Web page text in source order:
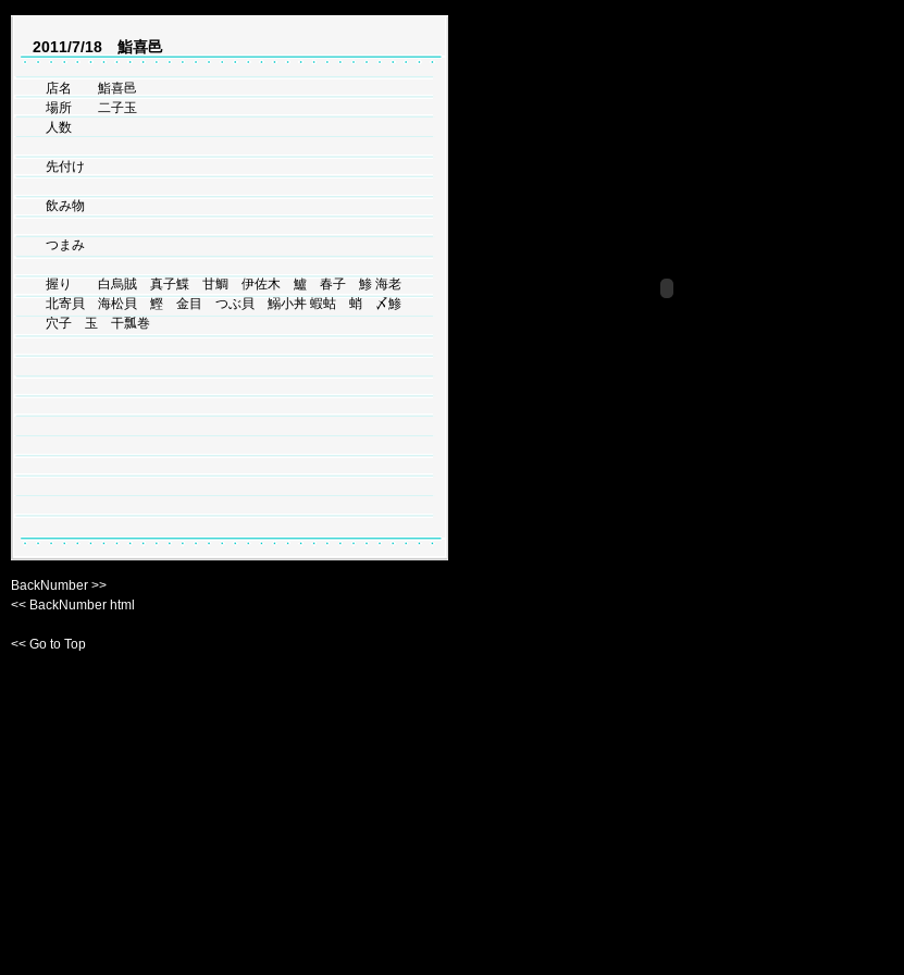
2011/7/18 鮨喜邑
店名 鮨喜邑
場所 二子玉
人数
先付け
飲み物
つまみ
握り 白烏賊 真子鰈 甘鯛 伊佐木 鱸 春子 鯵 海老
北寄貝 海松貝 鰹 金目 つぶ貝 鰯小丼 蝦蛄 蛸 〆鯵
穴子 玉 干瓢巻
BackNumber >>
<< BackNumber html
<< Go to Top